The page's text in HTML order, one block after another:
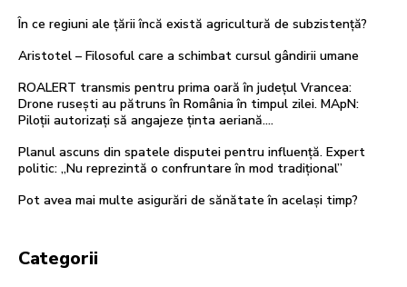
În ce regiuni ale țării încă există agricultură de subzistență?
Aristotel – Filosoful care a schimbat cursul gândirii umane
ROALERT transmis pentru prima oară în județul Vrancea:
Drone rusești au pătruns în România în timpul zilei. MApN:
Piloții autorizați să angajeze ținta aeriană....
Planul ascuns din spatele disputei pentru influență. Expert
politic: „Nu reprezintă o confruntare în mod tradițional”
Pot avea mai multe asigurări de sănătate în același timp?
Categorii